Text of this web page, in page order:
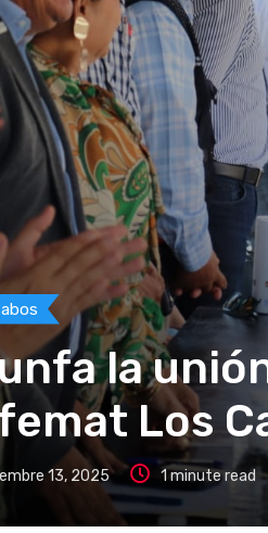
la
Los
13, 2025 1 minute read